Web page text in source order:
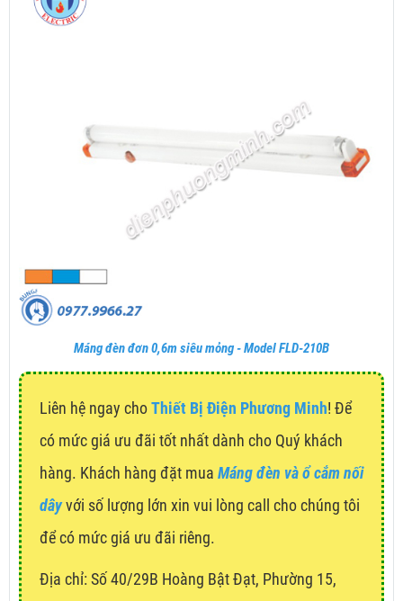
Máng đèn đơn 0,6m siêu mỏng - Model FLD-210B
Liên hệ ngay choThiết Bị Điện Phương Minh! Để
có mức giá ưu đãi tốt nhất dành cho Quý khách
hàng. Khách hàng đặt mua Máng đèn và ổ cắm nối
dâyvới số lượng lớn xin vui lòng call cho chúng tôi
để có mức giá ưu đãi riêng.
Địa chỉ: Số 40/29B Hoàng Bật Đạt, Phường 15,